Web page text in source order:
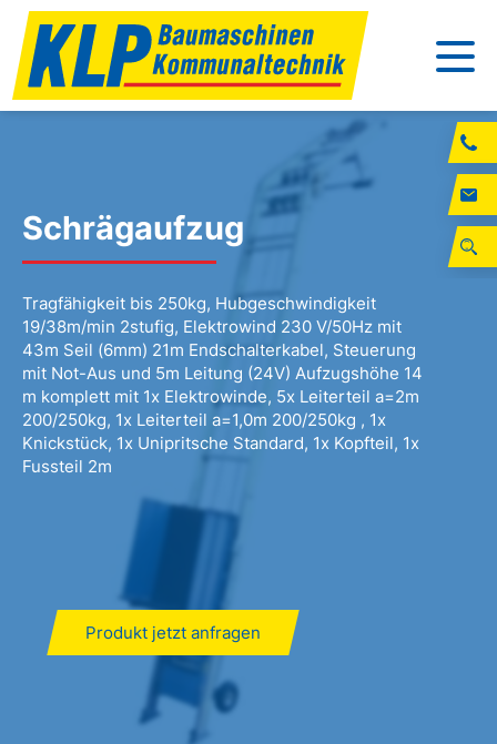
Schrägaufzug
Tragfähigkeit bis 250kg, Hubgeschwindigkeit
19/38m/min 2stufig, Elektrowind 230 V/50Hz mit
43m Seil (6mm) 21m Endschalterkabel, Steuerung
mit Not-Aus und 5m Leitung (24V) Aufzugshöhe 14
m komplett mit 1x Elektrowinde, 5x Leiterteil a=2m
200/250kg, 1x Leiterteil a=1,0m 200/250kg , 1x
Knickstück, 1x Unipritsche Standard, 1x Kopfteil, 1x
Fussteil 2m
Produkt jetzt anfragen